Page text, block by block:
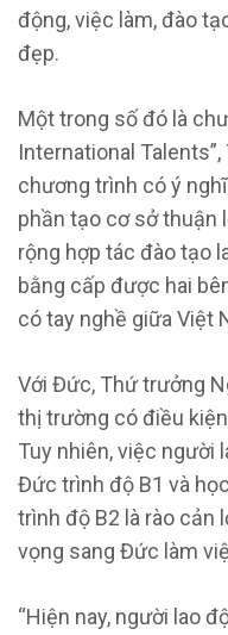
động, việc làm, đào
đẹp.
Một trong số đó là
International
chương trình có ý
phần tạo cơ sở thuận
rộng hợp tác đào tạo
bằng cấp được hai
có tay nghề giữa Việt
Với Đức, Thứ trưởng
thị trường có điều
Tuy nhiên, việc người
Đức trình độ B1 và
trình độ B2 là rào cản
vọng sang Đức làm
“Hiện nay, người lao